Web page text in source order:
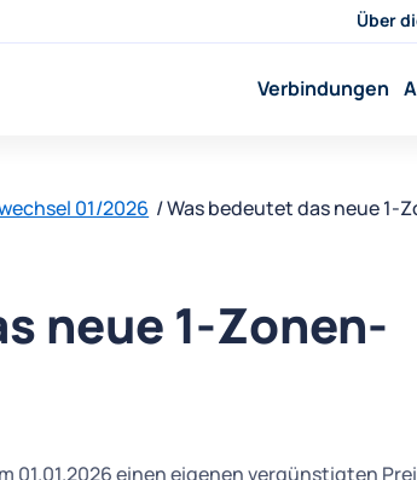
Über
Verbindungen
01/2026 Was bedeutet das neue 1-
neue 1-Zonen-
01.01.2026 einen eigenen vergünstigten